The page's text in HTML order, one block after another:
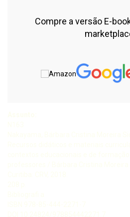
Compre a versão E-